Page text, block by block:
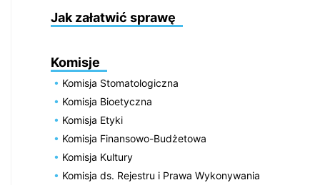
Jak załatwić sprawę
Komisje
Komisja Stomatologiczna
Komisja Bioetyczna
Komisja Etyki
Komisja Finansowo-Budżetowa
Komisja Kultury
Komisja ds. Rejestru i Prawa Wykonywania